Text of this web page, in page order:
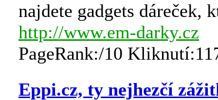
najdete gadgets dáreček,
http://www.em-darky.cz
PageRank:/10
Eppi.cz, ty nejhezčí